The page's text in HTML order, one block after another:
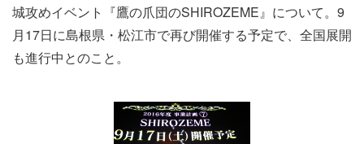
城攻めイベント『鷹の爪団のSHIROZEME』について。9
月17日に島根県・松江市で再び開催する予定で、全国展開
も進行中とのこと。